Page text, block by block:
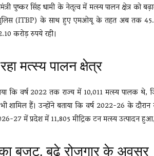
पुष्कर सिंह धामी के नेतृत्व में मत्स्य पालन क्षेत्र
पुलिस (ITBP) के साथ हुए एमओयू के तहत अब तक
करोड़ रुपये रही।
मत्स्य पालन क्षेत्र
कि वर्ष 2022 तक राज्य में 10,011 मत्स्य पालक
शामिल हैं। उन्होंने बताया कि वर्ष 2022-26 के
27 में प्रदेश में 11,805 मीट्रिक टन मत्स्य उत्पादन
का बजट, बढ़े रोजगार के अवसर